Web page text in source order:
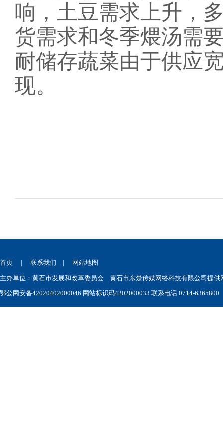
响，土豆需求上升，
货需求和冬季煨汤需
耐储存蔬菜由于供应
现。
首页 | 联系我们 | 网站地图
主办单位：黄石市发展和改革委员会 黄石市东楚传媒网络科技有限公司提供
鄂公网安备42020402000046 网站标识码4202000033 联系电话 0714-6365800